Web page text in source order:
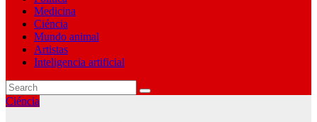
Medicina
Ciéncia
Mundo animal
Artistas
Inteligencia artificial
Ciéncia